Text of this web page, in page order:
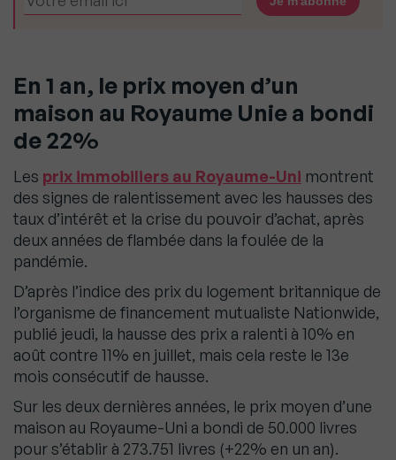
En 1 an, le prix moyen d’un
maison au Royaume Unie a bondi
de 22%
Les prix immobiliers au Royaume-Uni montrent
des signes de ralentissement avec les hausses des
taux d’intérêt et la crise du pouvoir d’achat, après
deux années de flambée dans la foulée de la
pandémie.
D’après l’indice des prix du logement britannique de
l’organisme de financement mutualiste Nationwide,
publié jeudi, la hausse des prix a ralenti à 10% en
août contre 11% en juillet, mais cela reste le 13e
mois consécutif de hausse.
Sur les deux dernières années, le prix moyen d’une
maison au Royaume-Uni a bondi de 50.000 livres
pour s’établir à 273.751 livres (+22% en un an).